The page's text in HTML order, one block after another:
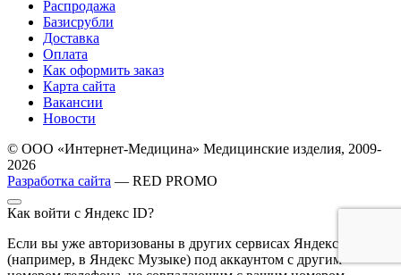
Распродажа
Базисрубли
Доставка
Оплата
Как оформить заказ
Карта сайта
Вакансии
Новости
© ООО «Интернет-Медицина» Медицинские изделия, 2009-
2026
Разработка сайта — RED PROMO
Как войти с Яндекс ID?
Если вы уже авторизованы в других сервисах Яндекса
(например, в Яндекс Музыке) под аккаунтом с другим